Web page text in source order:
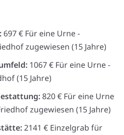
697 € Für eine Urne -
zugewiesen (15 Jahre)
1067 € Für eine Urne -
(15 Jahre)
820 € Für eine Urne
zugewiesen (15 Jahre)
2141 € Einzelgrab für